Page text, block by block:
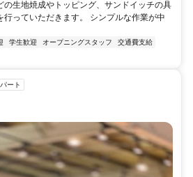
の生地焼成やトッピング、サンドイッチの具
行っていただきます。 シンプルな作業が中
学生歓迎 オープニングスタッフ
交通費支給
ート